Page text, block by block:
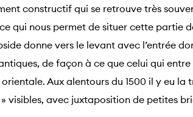
constructif qui se retrouve très
qui nous permet de situer cette partie
donne vers le levant avec l’entrée
de façon à ce que celui qui
Aux alentours du 1500 il y eu
visibles, avec juxtaposition de petites